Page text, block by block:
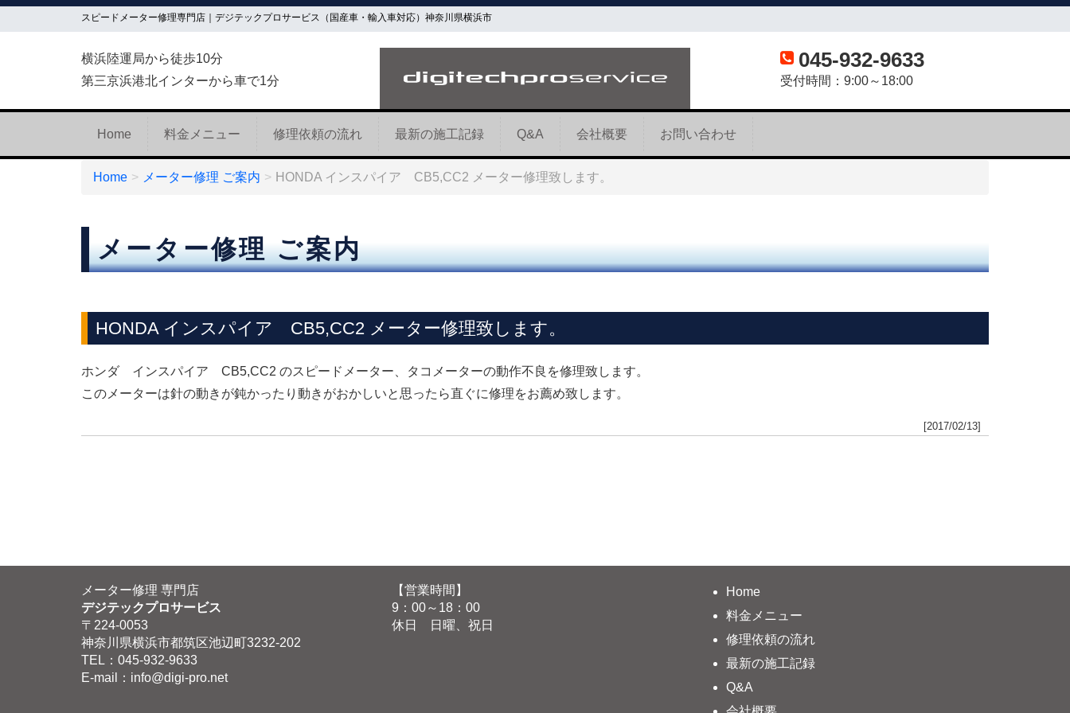
スピードメーター修理専門店｜デジテックプロサービス（国産車・輸入車対応）神奈川県横浜市
横浜陸運局から徒歩10分
第三京浜港北インターから車で1分
045-932-9633
受付時間：9:00～18:00
Home 料金メニュー 修理依頼の流れ 最新の施工記録 Q&A 会社概要 お問い合わせ
Home メーター修理 ご案内 HONDA インスパイア CB5,CC2 メーター修理致します。
メーター修理 ご案内
HONDA インスパイア CB5,CC2 メーター修理致します。
ホンダ インスパイア CB5,CC2 のスピードメーター、タコメーターの動作不良を修理致します。
このメーターは針の動きが鈍かったり動きがおかしいと思ったら直ぐに修理をお薦め致します。
[2017/02/13]
メーター修理 専門店
デジテックプロサービス
〒224-0053
神奈川県横浜市都筑区池辺町3232-202
TEL：045-932-9633
E-mail： info@digi-pro.net
【営業時間】
9：00～18：00
休日 日曜、祝日
Home
料金メニュー
修理依頼の流れ
最新の施工記録
Q&A